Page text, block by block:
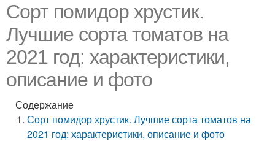
Сорт помидор хрустик.
Лучшие сорта томатов на
2021 год: характеристики,
описание и фото
Содержание
Сорт помидор хрустик. Лучшие сорта томатов на
2021 год: характеристики, описание и фото